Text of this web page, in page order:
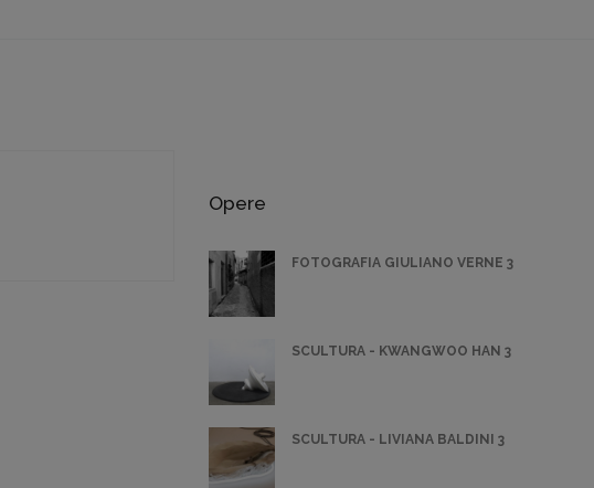
Opere
FOTOGRAFIA GIULIANO VERNE 3
SCULTURA - KWANGWOO HAN 3
SCULTURA - LIVIANA BALDINI 3